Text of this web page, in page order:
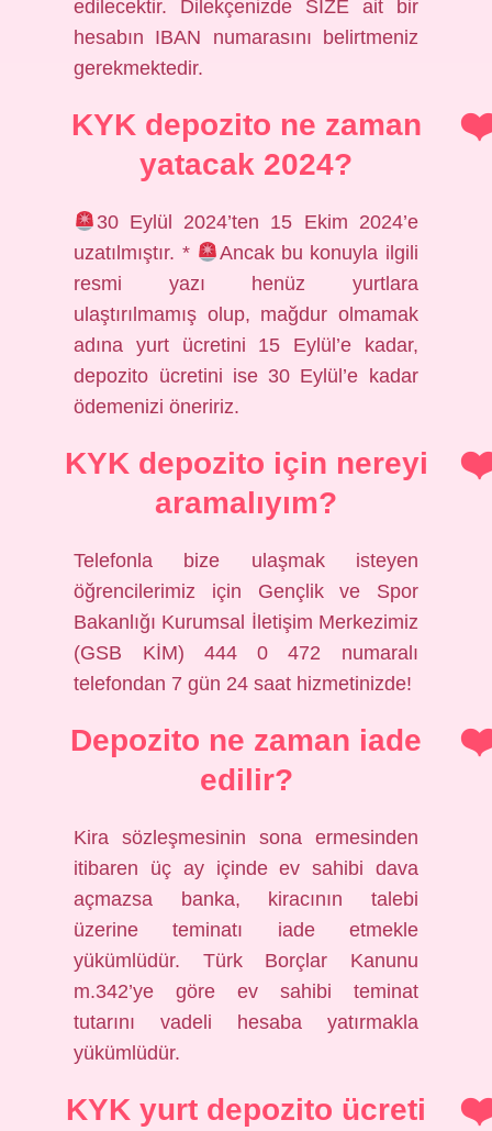
edilecektir. Dilekçenizde SİZE ait bir
hesabın IBAN numarasını belirtmeniz
gerekmektedir.
KYK depozito ne zaman
yatacak 2024?
30 Eylül 2024’ten 15 Ekim 2024’e
uzatılmıştır. *
Ancak bu konuyla ilgili
resmi yazı henüz yurtlara
ulaştırılmamış olup, mağdur olmamak
adına yurt ücretini 15 Eylül’e kadar,
depozito ücretini ise 30 Eylül’e kadar
ödemenizi öneririz.
KYK depozito için nereyi
aramalıyım?
Telefonla bize ulaşmak isteyen
öğrencilerimiz için Gençlik ve Spor
Bakanlığı Kurumsal İletişim Merkezimiz
(GSB KİM) 444 0 472 numaralı
telefondan 7 gün 24 saat hizmetinizde!
Depozito ne zaman iade
edilir?
Kira sözleşmesinin sona ermesinden
itibaren üç ay içinde ev sahibi dava
açmazsa banka, kiracının talebi
üzerine teminatı iade etmekle
yükümlüdür. Türk Borçlar Kanunu
m.342’ye göre ev sahibi teminat
tutarını vadeli hesaba yatırmakla
yükümlüdür.
KYK yurt depozito ücreti